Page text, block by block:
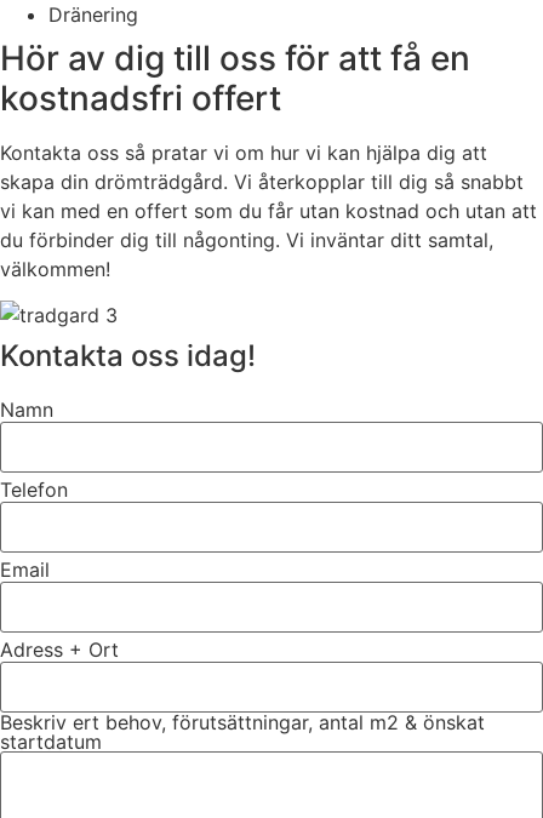
Dränering
Hör av dig till oss för att få en
kostnadsfri offert
Kontakta oss så pratar vi om hur vi kan hjälpa dig att
skapa din drömträdgård. Vi återkopplar till dig så snabbt
vi kan med en offert som du får utan kostnad och utan att
du förbinder dig till någonting. Vi inväntar ditt samtal,
välkommen!
Kontakta oss idag!
Namn
Telefon
Email
Adress + Ort
Beskriv ert behov, förutsättningar, antal m2 & önskat
startdatum